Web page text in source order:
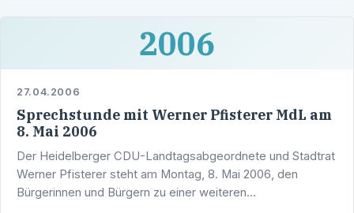
2006
27.04.2006
Sprechstunde mit Werner Pfisterer MdL am
8. Mai 2006
Der Heidelberger CDU-Landtagsabgeordnete und Stadtrat
Werner Pfisterer steht am Montag, 8. Mai 2006, den
Bürgerinnen und Bürgern zu einer weiteren